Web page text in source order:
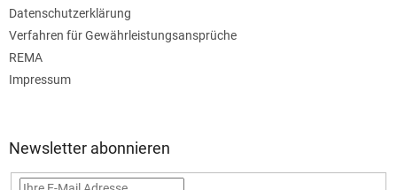
Datenschutzerklärung
Verfahren für Gewährleistungsansprüche
REMA
Impressum
Newsletter abonnieren